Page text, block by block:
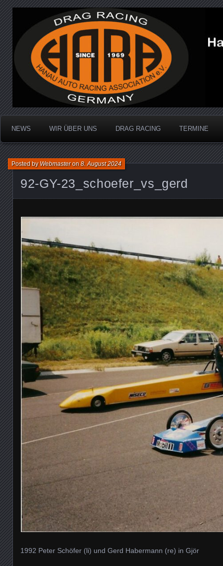
Hanau Auto Racing
Dragracing auf der 1/4 Meile
NEWS WIR ÜBER UNS DRAG RACING TERMINE
92-GY-23_schoefer_vs_gerd
Posted byWebmasteron8. August 2024
1992 Peter Schöfer (li) und Gerd Habermann (re) in Gjör